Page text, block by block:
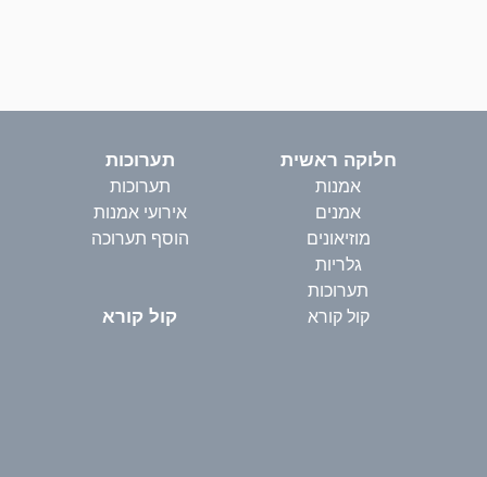
חלוקה ראשית
אמנות
אמנים
מוזיאונים
גלריות
תערוכות
קול קורא
תערוכות
תערוכות
אירועי אמנות
הוסף תערוכה
קול קורא